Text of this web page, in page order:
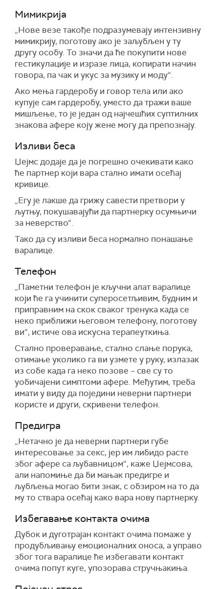
Мимикрија
„Нове везе такође подразумевају интензивну
мимикрију, поготову ако је заљубљен у ту
другу особу. То значи да ће покупити нове
гестикулације и изразе лица, копирати начин
говора, па чак и укус за музику и моду“.
Ако мења гардеробу и говор тела или ако
купује сам гардеробу, уместо да тражи ваше
мишљење, то је један од најчешћих суптилних
знакова афере коју жене могу да препознају.
Изливи беса
Џејмс додаје да је погрешно очекивати како
ће партнер који вара стално имати осећај
кривице.
„Егу је лакше да грижу савести претвори у
љутњу, покушавајући да партнерку осумњичи
за неверство“.
Тако да су изливи беса нормално понашање
варалице.
Телефон
„Паметни телефон је кључни алат варалице
који ће га учинити суперосетљивим, будним и
приправним на скок сваког тренука када се
неко приближи његовом телефону, поготову
ви“, истиче ова искусна терапеуткиња.
Стално проверавање, стално слање порука,
отимање уколико га ви узмете у руку, излазак
из собе када га неко позове – све су то
уобичајени симптоми афере. Међутим, треба
имати у виду да поједини неверни партнери
користе и други, скривени телефон.
Предигра
„Нетачно је да неверни партнери губе
интересовање за секс, јер им либидо расте
због афере са љубавницом“, каже Џејмсова,
али напомиње да би мањак предигре и
љубљења могао бити знак, с обзиром на то да
му то ствара осећај како вара нову партнерку.
Избегавање контакта очима
Дубок и дуготрајан контакт очима помаже у
продубљивању емоционалних оноса, а управо
због тога варалице ће избегавати контакт
очима попут куге, упозорава стручњакиња.